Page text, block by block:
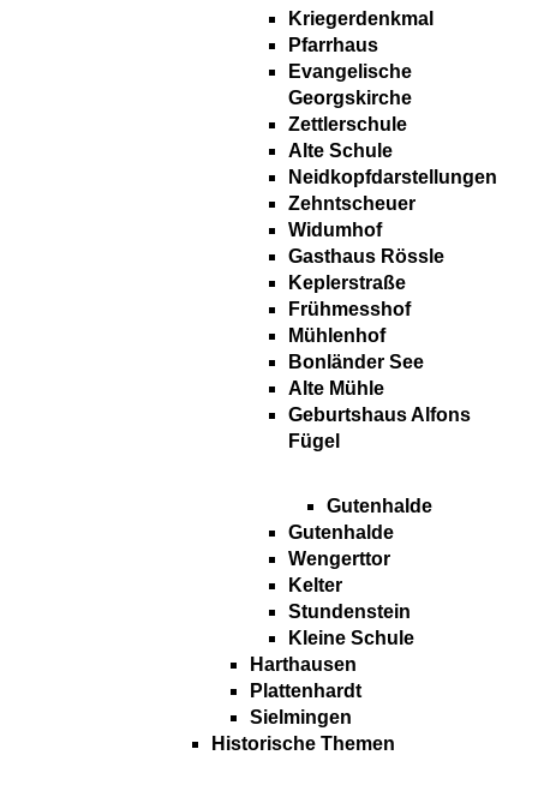
Kriegerdenkmal
Pfarrhaus
Evangelische
Georgskirche
Zettlerschule
Alte Schule
Neidkopfdarstellungen
Zehntscheuer
Widumhof
Gasthaus Rössle
Keplerstraße
Frühmesshof
Mühlenhof
Bonländer See
Alte Mühle
Geburtshaus Alfons
Fügel
Gutenhalde
Gutenhalde
Wengerttor
Kelter
Stundenstein
Kleine Schule
Harthausen
Plattenhardt
Sielmingen
Historische Themen